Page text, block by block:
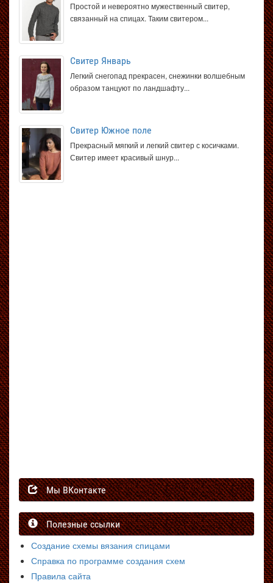
Простой и невероятно мужественный свитер,
связанный на спицах. Таким свитером...
Свитер Январь
Легкий снегопад прекрасен, снежинки волшебным
образом танцуют по ландшафту...
Свитер Южное поле
Прекрасный мягкий и легкий свитер с косичками.
Свитер имеет красивый шнур...
Мы ВКонтакте
Полезные ссылки
Создание схемы вязания спицами
Справка по программе создания схем
Правила сайта